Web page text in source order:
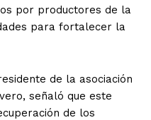
por productores de la
para fortalecer la
de la asociación
señaló que este
de los